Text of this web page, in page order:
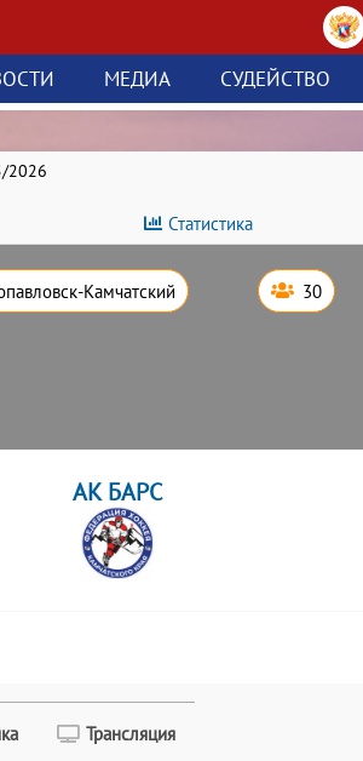
МЕДИА СУДЕЙСТВО
2026
Статистика
Камчатский 30
АК БАРС
Трансляция